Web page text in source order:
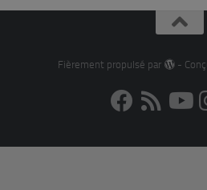
Fièrement propulsé par -